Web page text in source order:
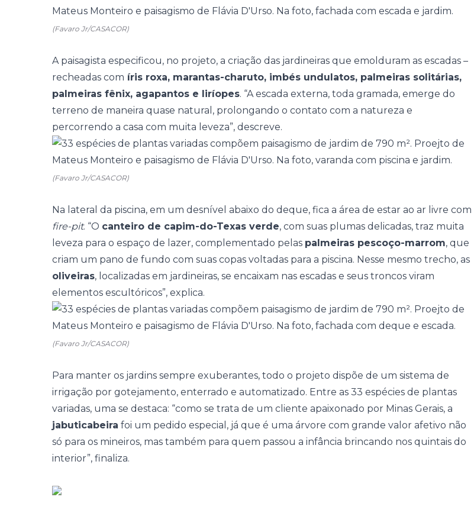
(Favaro Jr/CASACOR)
A paisagista especificou, no projeto, a criação das jardineiras que emolduram as escadas –
recheadas com íris roxa, marantas-charuto, imbés undulatos, palmeiras solitárias,
palmeiras fênix, agapantos e liríopes. “A escada externa, toda gramada, emerge do
terreno de maneira quase natural, prolongando o contato com a natureza e
percorrendo a casa com muita leveza”, descreve.
(Favaro Jr/CASACOR)
Na lateral da piscina, em um desnível abaixo do deque, fica a área de estar ao ar livre com
fire-pit. “O canteiro de capim-do-Texas verde, com suas plumas delicadas, traz muita
leveza para o espaço de lazer, complementado pelas palmeiras pescoço-marrom, que
criam um pano de fundo com suas copas voltadas para a piscina. Nesse mesmo trecho, as
oliveiras, localizadas em jardineiras, se encaixam nas escadas e seus troncos viram
elementos escultóricos”, explica.
(Favaro Jr/CASACOR)
Para manter os jardins sempre exuberantes, todo o projeto dispõe de um sistema de
irrigação por gotejamento, enterrado e automatizado. Entre as 33 espécies de plantas
variadas, uma se destaca: “como se trata de um cliente apaixonado por Minas Gerais, a
jabuticabeira foi um pedido especial, já que é uma árvore com grande valor afetivo não
só para os mineiros, mas também para quem passou a infância brincando nos quintais do
interior”, finaliza.